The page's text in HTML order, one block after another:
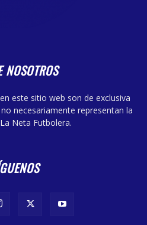
NOSOTROS
este sitio web son de exclusiva
necesariamente representan la
Neta Futbolera.